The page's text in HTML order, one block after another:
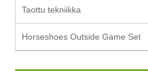
Taottu tekniikka
Horseshoes Outside Game Set